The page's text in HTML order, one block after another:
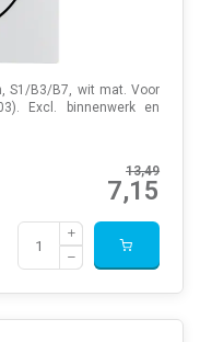
S1/B3/B7, wit mat. Voor
Excl. binnenwerk en
13,49
7,15